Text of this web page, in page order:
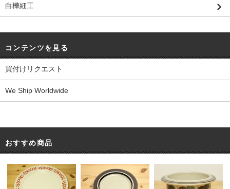
白樺細工
コンテンツを見る
買付けリクエスト
We Ship Worldwide
おすすめ商品